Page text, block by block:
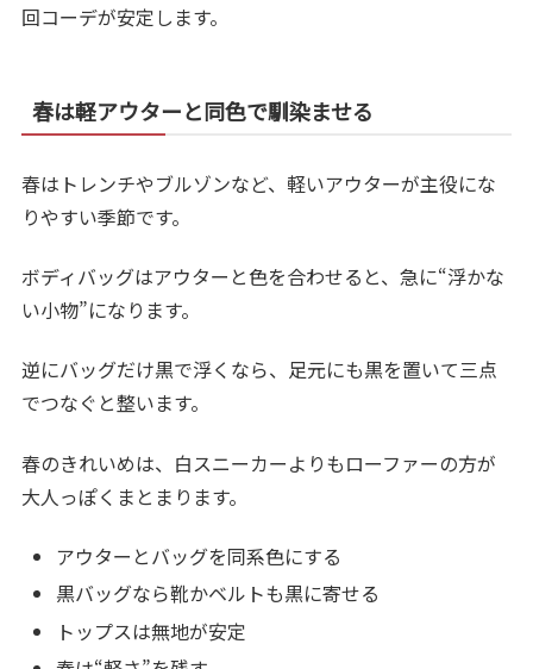
回コーデが安定します。
春は軽アウターと同色で馴染ませる
春はトレンチやブルゾンなど、軽いアウターが主役にな
りやすい季節です。
ボディバッグはアウターと色を合わせると、急に“浮かな
い小物”になります。
逆にバッグだけ黒で浮くなら、足元にも黒を置いて三点
でつなぐと整います。
春のきれいめは、白スニーカーよりもローファーの方が
大人っぽくまとまります。
アウターとバッグを同系色にする
黒バッグなら靴かベルトも黒に寄せる
トップスは無地が安定